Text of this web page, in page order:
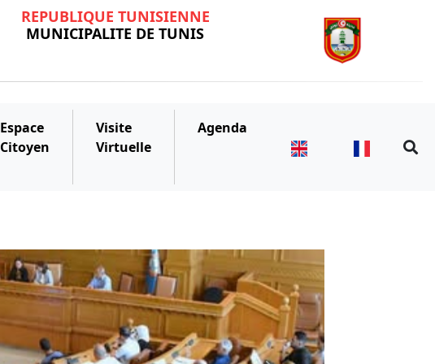
REPUBLIQUE TUNISIENNE
MUNICIPALITE DE TUNIS
Espace
Citoyen
Visite
Virtuelle
Agenda